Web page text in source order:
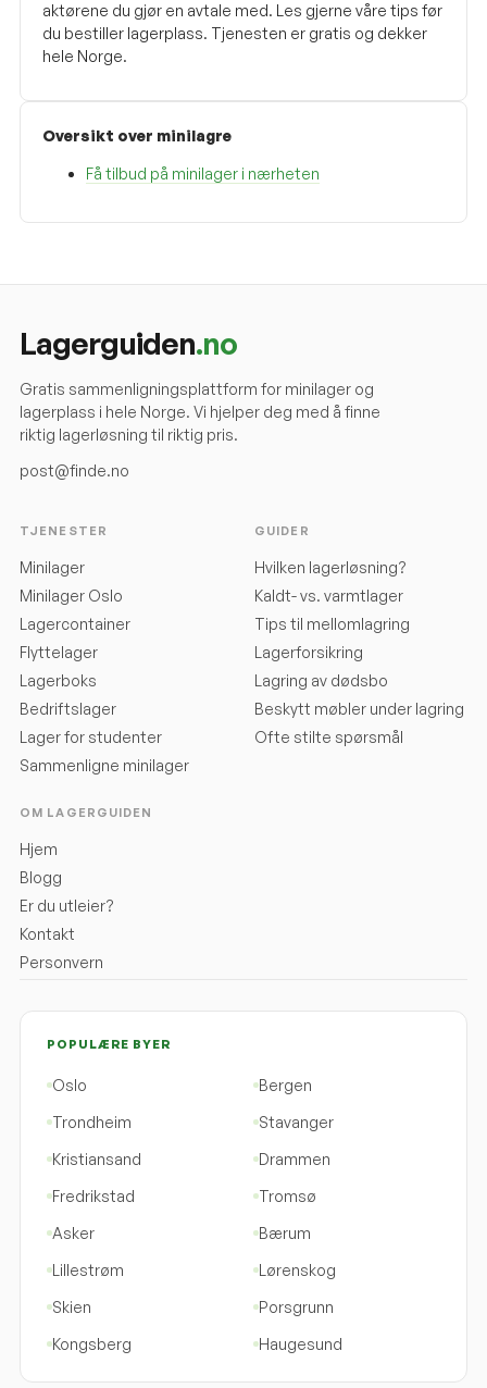
aktørene du gjør en avtale med. Les gjerne våre tips før
du bestiller lagerplass. Tjenesten er gratis og dekker
hele Norge.
Oversikt over minilagre
Få tilbud på minilager i nærheten
Lagerguiden.no
Gratis sammenligningsplattform for minilager og
lagerplass i hele Norge. Vi hjelper deg med å finne
riktig lagerløsning til riktig pris.
post@finde.no
TJENESTER
Minilager
Minilager Oslo
Lagercontainer
Flyttelager
Lagerboks
Bedriftslager
Lager for studenter
Sammenligne minilager
GUIDER
Hvilken lagerløsning?
Kaldt- vs. varmtlager
Tips til mellomlagring
Lagerforsikring
Lagring av dødsbo
Beskytt møbler under lagring
Ofte stilte spørsmål
OM LAGERGUIDEN
Hjem
Blogg
Er du utleier?
Kontakt
Personvern
POPULÆRE BYER
Oslo
Bergen
Trondheim
Stavanger
Kristiansand
Drammen
Fredrikstad
Tromsø
Asker
Bærum
Lillestrøm
Lørenskog
Skien
Porsgrunn
Kongsberg
Haugesund